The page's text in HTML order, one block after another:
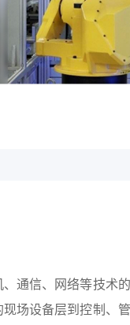
、通信、网络等技术
场设备层到控制、